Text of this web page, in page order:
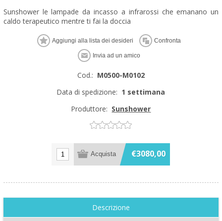
Sunshower le lampade da incasso a infrarossi che emanano un
caldo terapeutico mentre ti fai la doccia
Cod.: M0500-M0102
Data di spedizione: 1 settimana
Produttore: Sunshower
€3080,00
Descrizione